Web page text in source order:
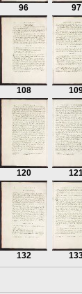
96 97
108
120
132